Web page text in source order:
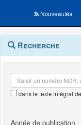
Nouveautés
Navigation
outils
Menu
contextuel
Recherche
dans le texte intégral